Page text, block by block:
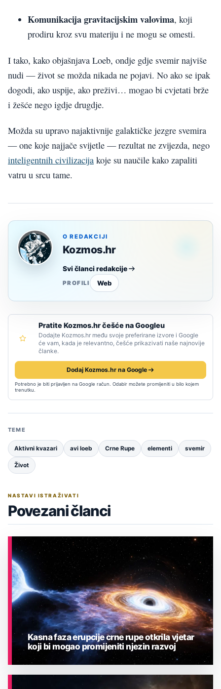
Komunikacija gravitacijskim valovima, koji
prodiru kroz svu materiju i ne mogu se omesti.
I tako, kako objašnjava Loeb, ondje gdje svemir najviše
nudi — život se možda nikada ne pojavi. No ako se ipak
dogodi, ako uspije, ako preživi… mogao bi cvjetati brže
i žešće nego igdje drugdje.
Možda su upravo najaktivnije galaktičke jezgre svemira
— one koje najjače svijetle — rezultat ne zvijezda, nego
inteligentnih civilizacija koje su naučile kako zapaliti
vatru u srcu tame.
O REDAKCIJI
Kozmos.hr
Svi članci redakcije
PROFILI Web
Pratite Kozmos.hr češće na Googleu
Dodajte Kozmos.hr među svoje preferirane izvore i Google
će vam, kada je relevantno, češće prikazivati naše najnovije
članke.
Dodaj Kozmos.hr na Google
Potrebno je biti prijavljen na Google račun. Odabir možete promijeniti u bilo kojem
trenutku.
TEME
Aktivni kvazari avi loeb Crne Rupe elementi svemir
Život
NASTAVI ISTRAŽIVATI
Povezani članci
Kasna faza erupcije crne rupe otkrila vjetar
koji bi mogao promijeniti njezin razvoj